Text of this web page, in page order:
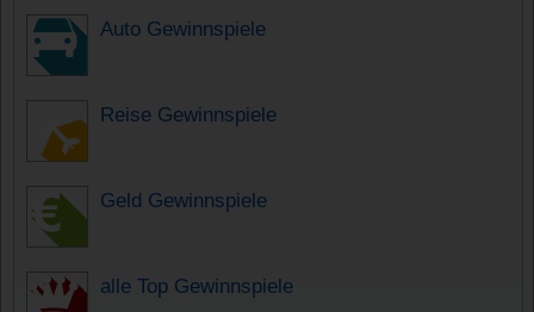
Auto Gewinnspiele
Reise Gewinnspiele
Geld Gewinnspiele
alle Top Gewinnspiele